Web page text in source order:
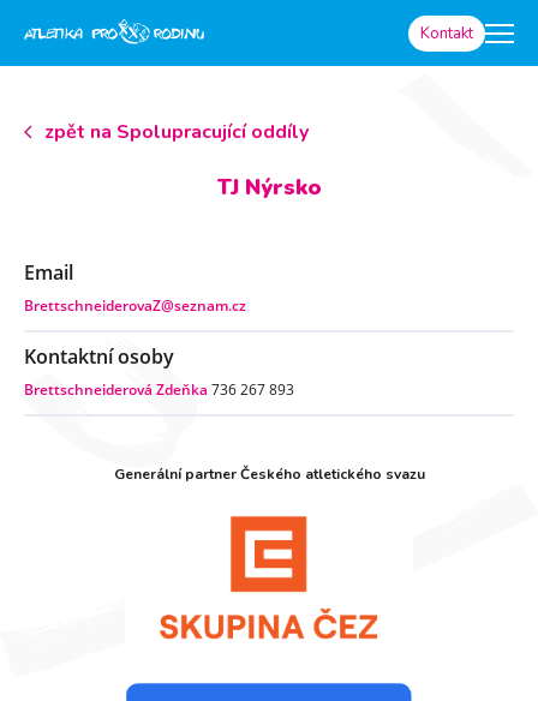
Kontakt
zpět na Spolupracující oddíly
TJ Nýrsko
Email
BrettschneiderovaZ@seznam.cz
Kontaktní osoby
Brettschneiderová Zdeňka 736 267 893
Generální partner Českého atletického svazu